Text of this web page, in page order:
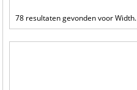
78 resultaten gevonden voor Width.